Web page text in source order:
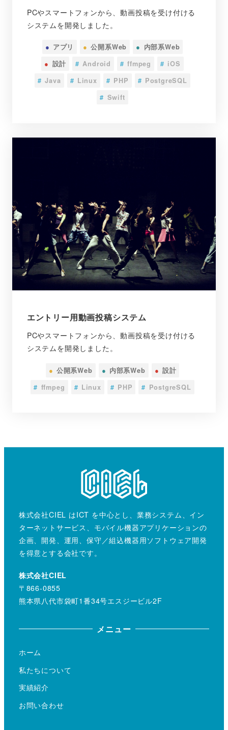
PCやスマートフォンから、動画投稿を受け付ける
システムを開発しました。
● アプリ ● 公開系Web ● 内部系Web
● 設計 # Android # ffmpeg # iOS
# Java # Linux # PHP # PostgreSQL
# Swift
エントリー用動画投稿システム
PCやスマートフォンから、動画投稿を受け付ける
システムを開発しました。
● 公開系Web ● 内部系Web ● 設計
# ffmpeg # Linux # PHP # PostgreSQL
株式会社CIEL はICT を中心とし、業務システム、イン
ターネットサービス、モバイル機器アプリケーションの
企画、開発、運用、保守／組込機器用ソフトウェア開発
を得意とする会社です。
株式会社CIEL
〒866-0855
熊本県八代市袋町1番34号エスジービル2F
メニュー
ホーム
私たちについて
実績紹介
お問い合わせ